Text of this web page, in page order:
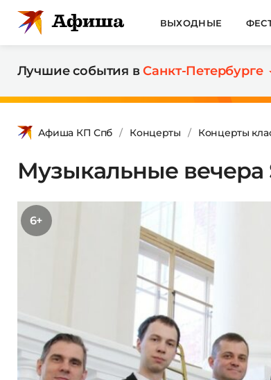
ВЫХОДНЫЕ
Лучшие события вСанкт-Петербурге
Афиша КП Спб Концерты Концерты
Музыкальные вечера
6+